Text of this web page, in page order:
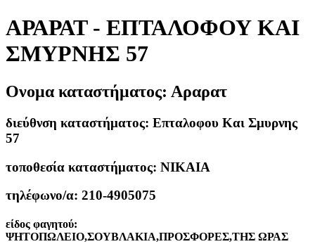
ΑΡΑΡΑΤ - ΕΠΤΑΛΟΦΟΥ ΚΑΙ
ΣΜΥΡΝΗΣ 57
Ονομα καταστήματος: Αραρατ
διεύθνση καταστήματος: Επταλοφου Και Σμυρνης
57
τοποθεσία καταστήματος: ΝΙΚΑΙΑ
τηλέφωνο/α: 210-4905075
είδος φαγητού:
ΨΗΤΟΠΩΛΕΙΟ,ΣΟΥΒΛΑΚΙΑ,ΠΡΟΣΦΟΡΕΣ,ΤΗΣ ΩΡΑΣ